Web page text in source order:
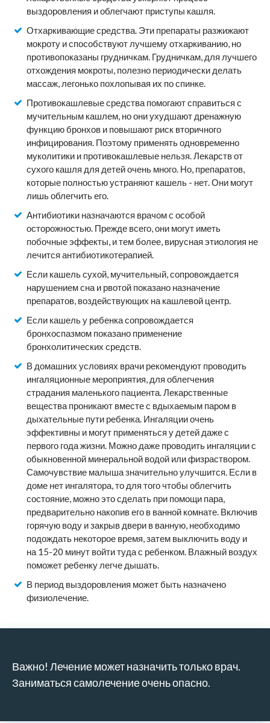
выздоровления и облегчают приступы кашля.
Отхаркивающие средства. Эти препараты разжижают
мокроту и способствуют лучшему отхаркиванию, но
противопоказаны грудничкам. Грудничкам, для лучшего
отхождения мокроты, полезно периодически делать
массаж, легонько похлопывая их по спинке.
Противокашлевые средства помогают справиться с
мучительным кашлем, но они ухудшают дренажную
функцию бронхов и повышают риск вторичного
инфицирования. Поэтому применять одновременно
муколитики и противокашлевые нельзя. Лекарств от
сухого кашля для детей очень много. Но, препаратов,
которые полностью устраняют кашель - нет. Они могут
лишь облегчить его.
Антибиотики назначаются врачом с особой
осторожностью. Прежде всего, они могут иметь
побочные эффекты, и тем более, вирусная этиология не
лечится антибиотикотерапией.
Если кашель сухой, мучительный, сопровождается
нарушением сна и рвотой показано назначение
препаратов, воздействующих на кашлевой центр.
Если кашель у ребенка сопровождается
бронхоспазмом показано применение
бронхолитических средств.
В домашних условиях врачи рекомендуют проводить
ингаляционные мероприятия, для облегчения
страдания маленького пациента. Лекарственные
вещества проникают вместе с вдыхаемым паром в
дыхательные пути ребенка. Ингаляции очень
эффективны и могут применяться у детей даже с
первого года жизни. Можно даже проводить ингаляции с
обыкновенной минеральной водой или физраствором.
Самочувствие малыша значительно улучшится. Если в
доме нет ингалятора, то для того чтобы облегчить
состояние, можно это сделать при помощи пара,
предварительно накопив его в ванной комнате. Включив
горячую воду и закрыв двери в ванную, необходимо
подождать некоторое время, затем выключить воду и
на 15-20 минут войти туда с ребенком. Влажный воздух
поможет ребенку легче дышать.
В период выздоровления может быть назначено
физиолечение.
Важно! Лечение может назначить только врач.
Заниматься самолечение очень опасно.